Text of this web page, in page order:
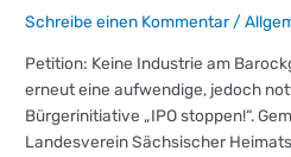
Schreibe einen Kommentar/
Petition: Keine Industrie am
erneut eine aufwendige, jedoch
Bürgerinitiative „IPO stoppen!“.
Landesverein Sächsischer